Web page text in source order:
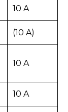
10 A
(10 A)
10 A
10 A